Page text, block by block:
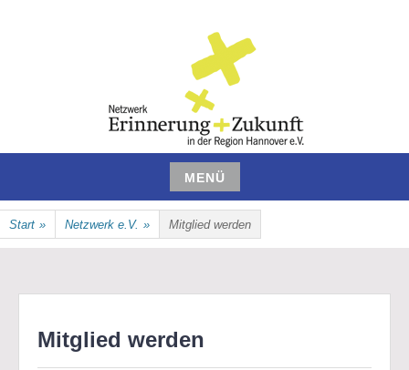
NETZWERK ERINNERUNG UND
ZUKUNFT IN DER REGION
HANNOVER E.V.
MENÜ
Zum
Inhalt
springen
Start » Netzwerk e.V. » Mitglied werden
Mitglied werden